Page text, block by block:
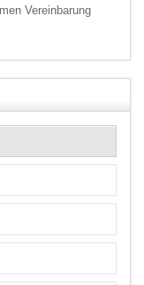
Vereinbarung